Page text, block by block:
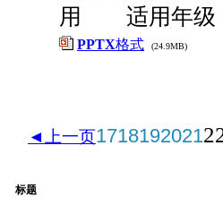
用 适用年级
PPTX格式 (24.9MB)
◄上一页1718192021
标题